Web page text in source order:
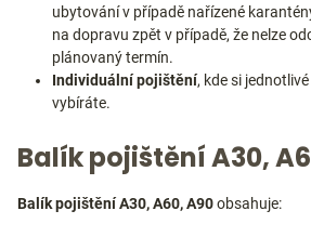
ubytování v případě nařízené
na dopravu zpět v případě, že nelze
plánovaný termín.
Individuální pojištění, kde si
vybíráte.
Balík pojištění A30,
Balík pojištění A30, A60, A90obsahuje: